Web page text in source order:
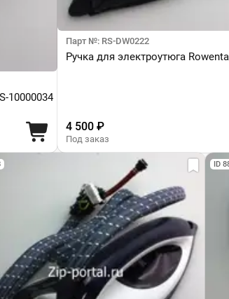
10000034
Парт №: RS-DW0222
Ручка для электроутюга
4 500 ₽
Под заказ
ID